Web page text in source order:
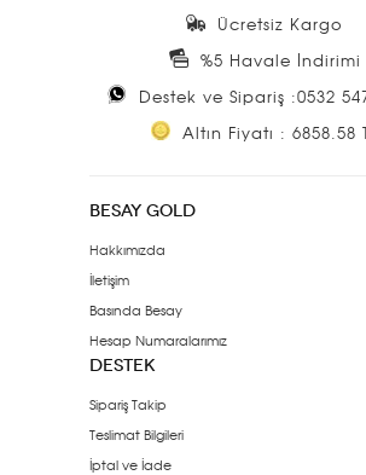
Ücretsiz Kargo
%5 Havale İndirimi
Destek ve Sipariş :0532
Altın Fiyatı : 6858.58
BESAY GOLD
Hakkımızda
İletişim
Basında Besay
Hesap Numaralarımız
DESTEK
Sipariş Takip
Teslimat Bilgileri
İptal ve İade